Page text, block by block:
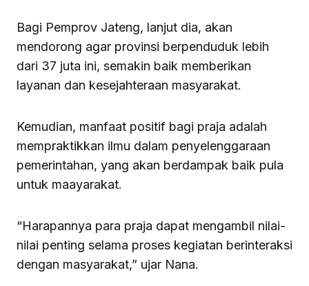
Bagi Pemprov Jateng, lanjut dia, akan
mendorong agar provinsi berpenduduk lebih
dari 37 juta ini, semakin baik memberikan
layanan dan kesejahteraan masyarakat.
Kemudian, manfaat positif bagi praja adalah
mempraktikkan ilmu dalam penyelenggaraan
pemerintahan, yang akan berdampak baik pula
untuk maayarakat.
“Harapannya para praja dapat mengambil nilai-
nilai penting selama proses kegiatan berinteraksi
dengan masyarakat,” ujar Nana.